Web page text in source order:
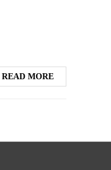
READ MORE